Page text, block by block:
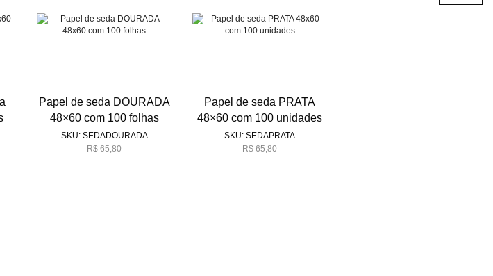
Papel de seda DOURADA
48×60 com 100 folhas
SKU: SEDADOURADA
R$ 65,80
Papel de seda PRATA
48×60 com 100 unidades
SKU: SEDAPRATA
R$ 65,80